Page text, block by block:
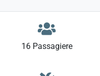
16 Passagiere